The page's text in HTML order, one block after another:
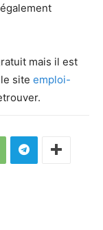
mais il est
site emploi-